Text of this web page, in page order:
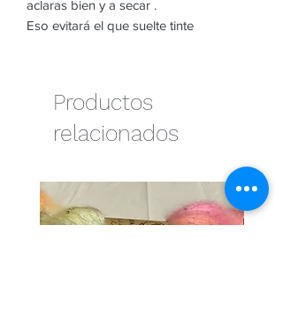
aclaras bien y a secar .
Eso evitará el que suelte tinte
Productos
relacionados